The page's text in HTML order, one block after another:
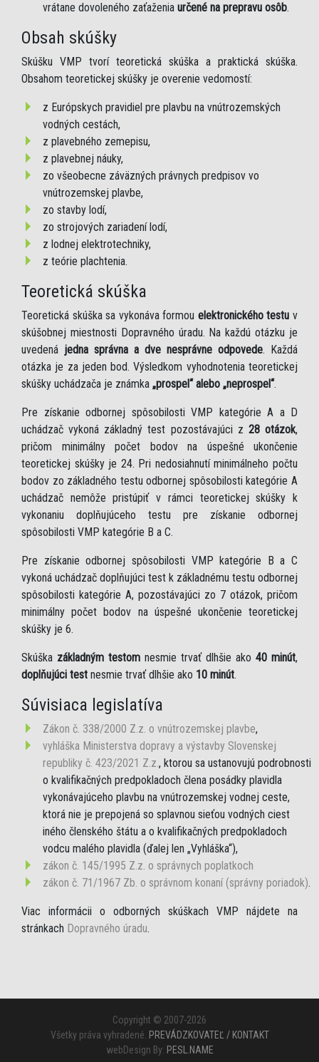
vrátane dovoleného zaťaženia určené na prepravu osôb.
Obsah skúšky
Skúšku VMP tvorí teoretická skúška a praktická skúška.
Obsahom teoretickej skúšky je overenie vedomostí:
z Európskych pravidiel pre plavbu na vnútrozemských
vodných cestách,
z plavebného zemepisu,
z plavebnej náuky,
zo všeobecne záväzných právnych predpisov vo
vnútrozemskej plavbe,
zo stavby lodí,
zo strojových zariadení lodí,
z lodnej elektrotechniky,
z teórie plachtenia.
Teoretická skúška
Teoretická skúška sa vykonáva formou elektronického testu v
skúšobnej miestnosti Dopravného úradu. Na každú otázku je
uvedená jedna správna a dve nesprávne odpovede. Každá
otázka je za jeden bod. Výsledkom vyhodnotenia teoretickej
skúšky uchádzača je známka „prospel“ alebo „neprospel“.
Pre získanie odbornej spôsobilosti VMP kategórie A a D
uchádzač vykoná základný test pozostávajúci z 28 otázok,
pričom minimálny počet bodov na úspešné ukončenie
teoretickej skúšky je 24. Pri nedosiahnutí minimálneho počtu
bodov zo základného testu odbornej spôsobilosti kategórie A
uchádzač nemôže pristúpiť v rámci teoretickej skúšky k
vykonaniu doplňujúceho testu pre získanie odbornej
spôsobilosti VMP kategórie B a C.
Pre získanie odbornej spôsobilosti VMP kategórie B a C
vykoná uchádzač doplňujúci test k základnému testu odbornej
spôsobilosti kategórie A, pozostávajúci zo 7 otázok, pričom
minimálny počet bodov na úspešné ukončenie teoretickej
skúšky je 6.
Skúška základným testom nesmie trvať dlhšie ako 40 minút,
doplňujúci test nesmie trvať dlhšie ako 10 minút.
Súvisiaca legislatíva
Zákon č. 338/2000 Z.z. o vnútrozemskej plavbe,
vyhláška Ministerstva dopravy a výstavby Slovenskej
republiky č. 423/2021 Z.z., ktorou sa ustanovujú podrobnosti
o kvalifikačných predpokladoch člena posádky plavidla
vykonávajúceho plavbu na vnútrozemskej vodnej ceste,
ktorá nie je prepojená so splavnou sieťou vodných ciest
iného členského štátu a o kvalifikačných predpokladoch
vodcu malého plavidla (ďalej len „Vyhláška“),
zákon č. 145/1995 Z.z. o správnych poplatkoch
zákon č. 71/1967 Zb. o správnom konaní (správny poriadok).
Viac informácii o odborných skúškach VMP nájdete na
stránkach Dopravného úradu.
Copyright © 2007-2026
Všetky práva vyhradené. PREVÁDZKOVATEĽ / KONTAKT
webDesign By: PESL.NAME